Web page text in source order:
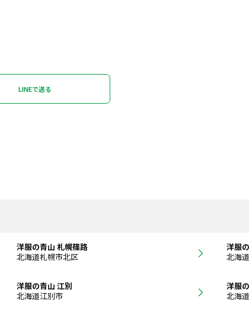
LINEで送る
洋服の青山 札幌篠路
北海道札幌市北区
洋服
北海
洋服の青山 江別
北海道江別市
洋服
北海